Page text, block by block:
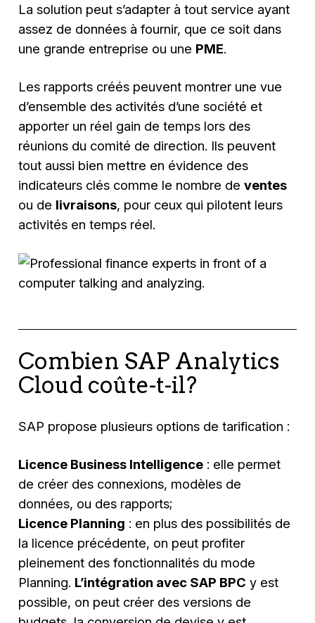
La solution peut s’adapter à tout service ayant
assez de données à fournir, que ce soit dans
une grande entreprise ou une PME.
Les rapports créés peuvent montrer une vue
d’ensemble des activités d’une société et
apporter un réel gain de temps lors des
réunions du comité de direction. Ils peuvent
tout aussi bien mettre en évidence des
indicateurs clés comme le nombre deventes
ou de livraisons, pour ceux qui pilotent leurs
activités en temps réel.
Combien SAP Analytics
Cloud coûte-t-il?
SAP propose plusieurs options de tarification :
Licence Business Intelligence : elle permet
de créer des connexions, modèles de
données, ou des rapports;
Licence Planning : en plus des possibilités de
la licence précédente, on peut profiter
pleinement des fonctionnalités du mode
Planning. L’intégration avec SAP BPC y est
possible, on peut créer des versions de